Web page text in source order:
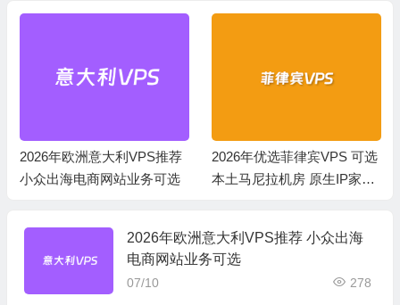
2026年欧洲意大利VPS推荐
小众出海电商网站业务可选
2026年优选菲律宾VPS 可选
本土马尼拉机房 原生IP家宽
2026年欧洲意大利VPS推荐 小众出海
电商网站业务可选
07/10 278